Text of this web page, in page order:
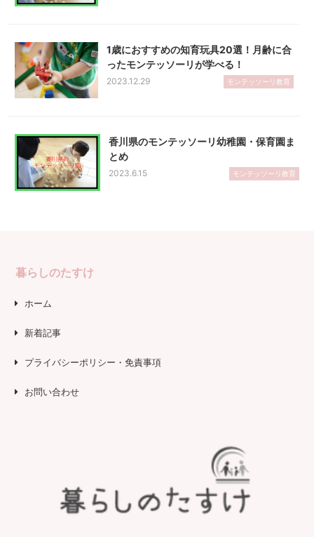
1歳におすすめの知育玩具20選！月齢に合
ったモンテッソーリが学べる！
2023.12.29 モンテッソーリ教育
香川県のモンテッソーリ幼稚園・保育園ま
とめ
2023.6.15 モンテッソーリ教育
暮らしのたすけ
ホーム
新着記事
プライバシーポリシー・免責事項
お問い合わせ